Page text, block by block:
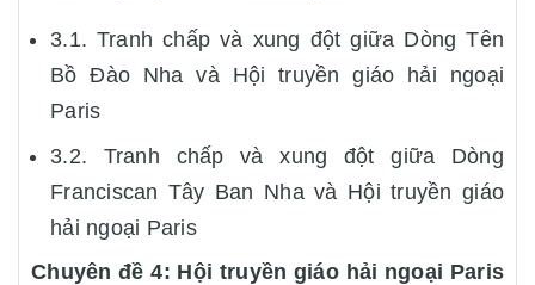
3.1. Tranh chấp và xung đột giữa Dòng Tên
Bồ Đào Nha và Hội truyền giáo hải ngoại
Paris
3.2. Tranh chấp và xung đột giữa Dòng
Franciscan Tây Ban Nha và Hội truyền giáo
hải ngoại Paris
Chuyên đề 4: Hội truyền giáo hải ngoại Paris